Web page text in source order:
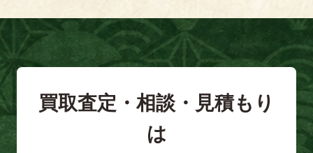
買取査定・相談・見積もり
は